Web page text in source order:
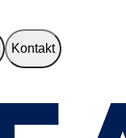
Kontakt